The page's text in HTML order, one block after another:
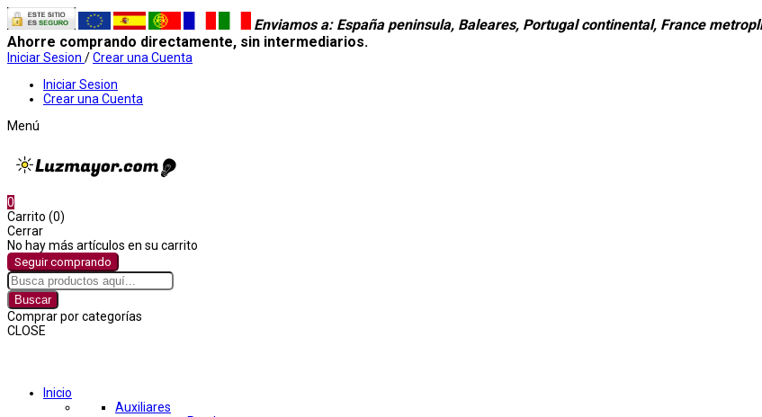
Enviamos a: España peninsula, Baleares, Portugal continental, France
Ahorre comprando directamente, sin intermediarios.
Iniciar Sesion /Crear una Cuenta
Iniciar Sesion
Crear una Cuenta
Menú
0
Carrito (0)
Cerrar
No hay más artículos en su carrito
Seguir comprando
Buscar
Comprar por categorías
CLOSE
Inicio
Auxiliares